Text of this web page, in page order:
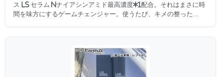
ス LS セラム Nナイアシンアミド最高濃度*1配合。それはまさに時
間を味方にするゲームチェンジャー。使うたび、キメの整った...